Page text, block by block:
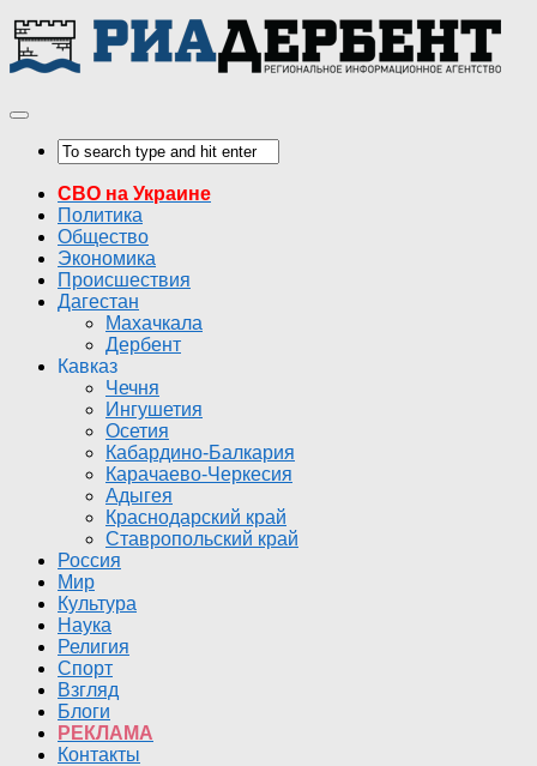
СВО на Украине
Политика
Общество
Экономика
Происшествия
Дагестан
Махачкала
Дербент
Кавказ
Чечня
Ингушетия
Осетия
Кабардино-Балкария
Карачаево-Черкесия
Адыгея
Краснодарский край
Ставропольский край
Россия
Мир
Культура
Наука
Религия
Спорт
Взгляд
Блоги
РЕКЛАМА
Контакты